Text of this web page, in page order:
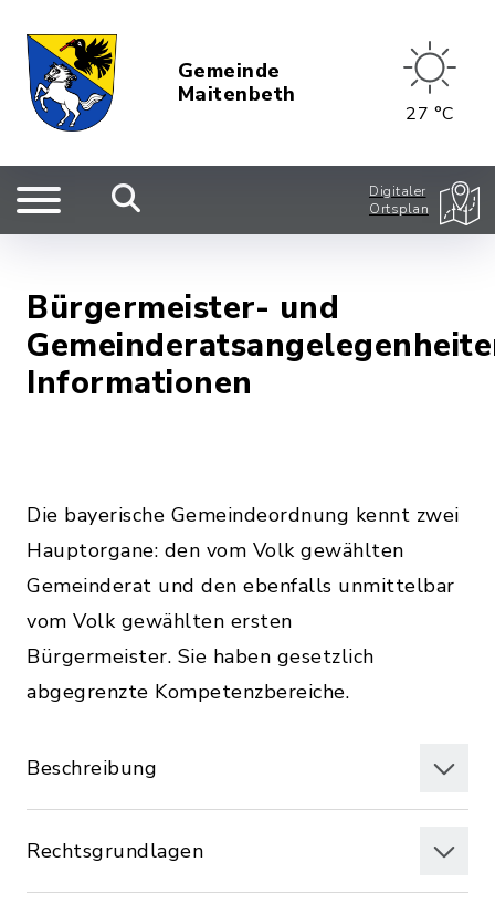
Gemeinde
Maitenbeth
27 °C
Digitaler
Ortsplan
Bürgermeister- und
Informationen
Die bayerische Gemeindeordnung kennt zwei
Hauptorgane: den vom Volk gewählten
Gemeinderat und den ebenfalls unmittelbar
vom Volk gewählten ersten
Bürgermeister. Sie haben gesetzlich
abgegrenzte Kompetenzbereiche.
Beschreibung
Rechtsgrundlagen